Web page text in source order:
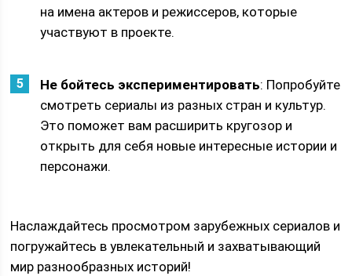
на имена актеров и режиссеров, которые
участвуют в проекте.
Не бойтесь экспериментировать: Попробуйте
смотреть сериалы из разных стран и культур.
Это поможет вам расширить кругозор и
открыть для себя новые интересные истории и
персонажи.
Наслаждайтесь просмотром зарубежных сериалов и
погружайтесь в увлекательный и захватывающий
мир разнообразных историй!